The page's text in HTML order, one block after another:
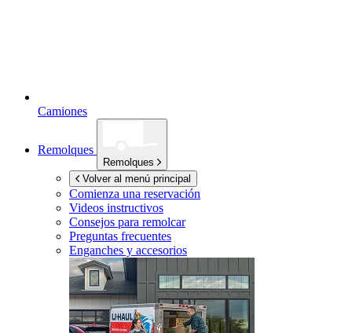
Camiones
Remolques
Remolques
Volver al menú principal
Comienza una reservación
Videos instructivos
Consejos para remolcar
Preguntas frecuentes
Enganches y accesorios